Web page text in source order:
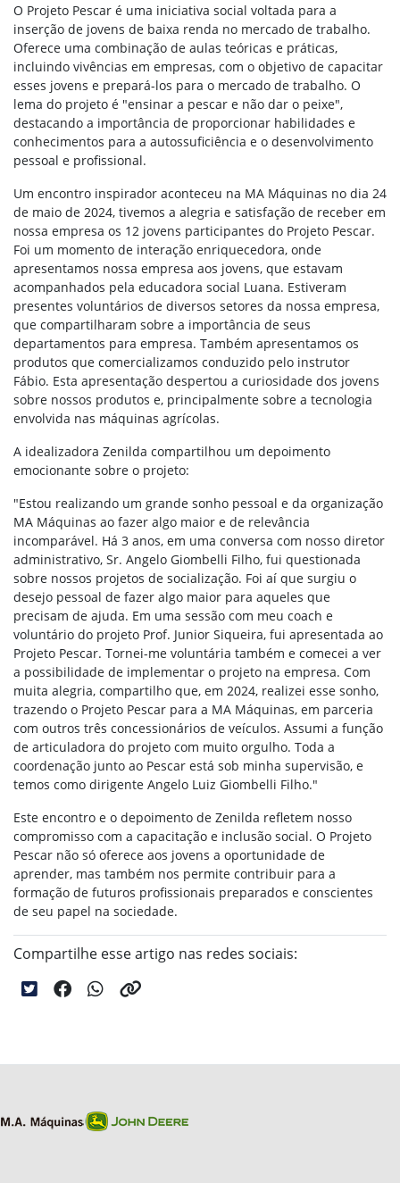
O Projeto Pescar é uma iniciativa social voltada para a
inserção de jovens de baixa renda no mercado de trabalho.
Oferece uma combinação de aulas teóricas e práticas,
incluindo vivências em empresas, com o objetivo de capacitar
esses jovens e prepará-los para o mercado de trabalho. O
lema do projeto é "ensinar a pescar e não dar o peixe",
destacando a importância de proporcionar habilidades e
conhecimentos para a autossuficiência e o desenvolvimento
pessoal e profissional.
Um encontro inspirador aconteceu na MA Máquinas no dia 24
de maio de 2024, tivemos a alegria e satisfação de receber em
nossa empresa os 12 jovens participantes do Projeto Pescar.
Foi um momento de interação enriquecedora, onde
apresentamos nossa empresa aos jovens, que estavam
acompanhados pela educadora social Luana. Estiveram
presentes voluntários de diversos setores da nossa empresa,
que compartilharam sobre a importância de seus
departamentos para empresa. Também apresentamos os
produtos que comercializamos conduzido pelo instrutor
Fábio. Esta apresentação despertou a curiosidade dos jovens
sobre nossos produtos e, principalmente sobre a tecnologia
envolvida nas máquinas agrícolas.
A idealizadora Zenilda compartilhou um depoimento
emocionante sobre o projeto:
"Estou realizando um grande sonho pessoal e da organização
MA Máquinas ao fazer algo maior e de relevância
incomparável. Há 3 anos, em uma conversa com nosso diretor
administrativo, Sr. Angelo Giombelli Filho, fui questionada
sobre nossos projetos de socialização. Foi aí que surgiu o
desejo pessoal de fazer algo maior para aqueles que
precisam de ajuda. Em uma sessão com meu coach e
voluntário do projeto Prof. Junior Siqueira, fui apresentada ao
Projeto Pescar. Tornei-me voluntária também e comecei a ver
a possibilidade de implementar o projeto na empresa. Com
muita alegria, compartilho que, em 2024, realizei esse sonho,
trazendo o Projeto Pescar para a MA Máquinas, em parceria
com outros três concessionários de veículos. Assumi a função
de articuladora do projeto com muito orgulho. Toda a
coordenação junto ao Pescar está sob minha supervisão, e
temos como dirigente Angelo Luiz Giombelli Filho."
Este encontro e o depoimento de Zenilda refletem nosso
compromisso com a capacitação e inclusão social. O Projeto
Pescar não só oferece aos jovens a oportunidade de
aprender, mas também nos permite contribuir para a
formação de futuros profissionais preparados e conscientes
de seu papel na sociedade.
Compartilhe esse artigo nas redes sociais: